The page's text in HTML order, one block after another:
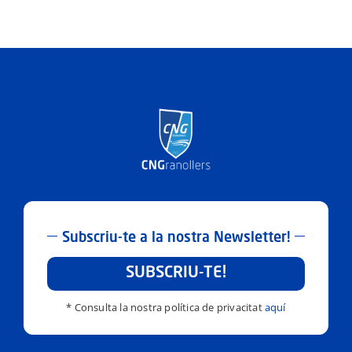
Subscriu-te a la nostra Newsletter!
SUBSCRIU-TE!
* Consulta la nostra política de privacitataquí